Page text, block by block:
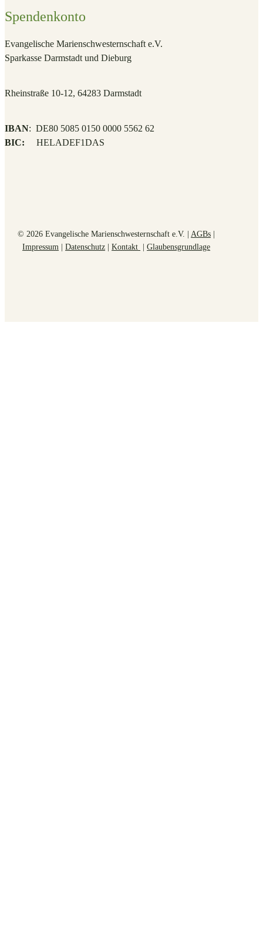
Spendenkonto
Evangelische Marienschwesternschaft e.V.
Sparkasse Darmstadt und Dieburg
Rheinstraße 10-12, 64283 Darmstadt
IBAN: DE80 5085 0150 0000 5562 62
BIC: HELADEF1DAS
© 2026 Evangelische Marienschwesternschaft e.V. | AGBs |
Impressum |Datenschutz |Kontakt |Glaubensgrundlage